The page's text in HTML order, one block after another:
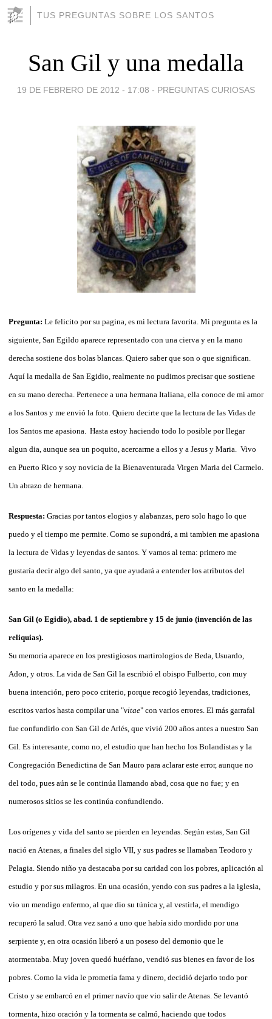
TUS PREGUNTAS SOBRE LOS SANTOS
San Gil y una medalla
19 DE FEBRERO DE 2012 - 17:08 - PREGUNTAS CURIOSAS
Pregunta: Le felicito por su pagina, es mi lectura favorita. Mi pregunta es la
siguiente, San Egildo aparece representado con una cierva y en la mano
derecha sostiene dos bolas blancas. Quiero saber que son o que significan.
Aquí la medalla de San Egidio, realmente no pudimos precisar que sostiene
en su mano derecha. Pertenece a una hermana Italiana, ella conoce de mi amor
a los Santos y me envió la foto. Quiero decirte que la lectura de las Vidas de
los Santos me apasiona. Hasta estoy haciendo todo lo posible por llegar
algun dia, aunque sea un poquito, acercarme a ellos y a Jesus y Maria. Vivo
en Puerto Rico y soy novicia de la Bienaventurada Virgen Maria del Carmelo.
Un abrazo de hermana.
Respuesta: Gracias por tantos elogios y alabanzas, pero solo hago lo que
puedo y el tiempo me permite. Como se supondrá, a mi tambien me apasiona
la lectura de Vidas y leyendas de santos. Y vamos al tema: primero me
gustaría decir algo del santo, ya que ayudará a entender los atributos del
santo en la medalla:
San Gil (o Egidio), abad. 1 de septiembre y 15 de junio (invención de las
reliquias).
Su memoria aparece en los prestigiosos martirologios de Beda, Usuardo,
Adon, y otros. La vida de San Gil la escribió el obispo Fulberto, con muy
buena intención, pero poco criterio, porque recogió leyendas, tradiciones,
escritos varios hasta compilar una "vitae" con varios errores. El más garrafal
fue confundirlo con San Gil de Arlés, que vivió 200 años antes a nuestro San
Gil. Es interesante, como no, el estudio que han hecho los Bolandistas y la
Congregación Benedictina de San Mauro para aclarar este error, aunque no
del todo, pues aún se le continúa llamando abad, cosa que no fue; y en
numerosos sitios se les continúa confundiendo.
Los orígenes y vida del santo se pierden en leyendas. Según estas, San Gil
nació en Atenas, a finales del siglo VII, y sus padres se llamaban Teodoro y
Pelagia. Siendo niño ya destacaba por su caridad con los pobres, aplicación al
estudio y por sus milagros. En una ocasión, yendo con sus padres a la iglesia,
vio un mendigo enfermo, al que dio su túnica y, al vestirla, el mendigo
recuperó la salud. Otra vez sanó a uno que había sido mordido por una
serpiente y, en otra ocasión liberó a un poseso del demonio que le
atormentaba. Muy joven quedó huérfano, vendió sus bienes en favor de los
pobres. Como la vida le prometía fama y dinero, decidió dejarlo todo por
Cristo y se embarcó en el primer navío que vio salir de Atenas. Se levantó
tormenta, hizo oración y la tormenta se calmó, haciendo que todos